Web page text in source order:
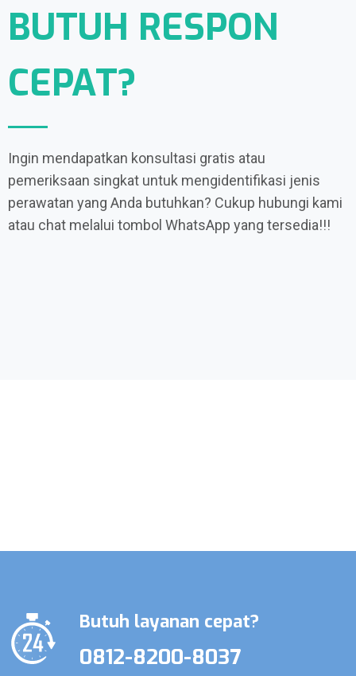
BUTUH RESPON
CEPAT?
Ingin mendapatkan konsultasi gratis atau
pemeriksaan singkat untuk mengidentifikasi jenis
perawatan yang Anda butuhkan? Cukup hubungi kami
atau chat melalui tombol WhatsApp yang tersedia!!!
Butuh layanan cepat?
0812-8200-8037